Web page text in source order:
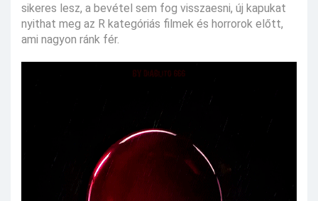
sikeres lesz, a bevétel sem fog visszaesni, új kapukat
nyithat meg az R kategóriás filmek és horrorok előtt,
ami nagyon ránk fér.